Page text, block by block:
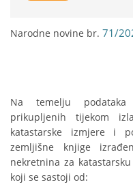
Narodne novine br. 71/
Na temelju podataka
prikupljenih tijekom
katastarske izmjere i
zemljišne knjige
nekretnina za
koji se sastoji od: